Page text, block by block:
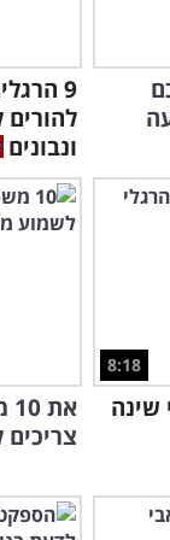
13:31
12:03
5
9
להורים
ונבונים
8:18
שינה
צריכים